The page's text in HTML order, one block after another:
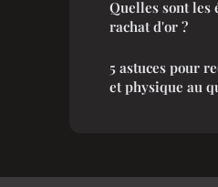
Quelles sont les
rachat d'or ?
5 astuces pour
et physique au